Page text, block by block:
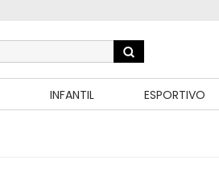
INFANTIL ESPORTIVO